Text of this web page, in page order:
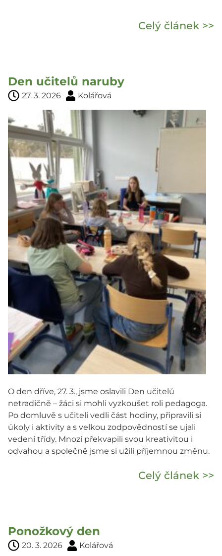
Celý článek >>
Den učitelů naruby
27. 3. 2026 Kolářová
O den dříve, 27. 3., jsme oslavili Den učitelů
netradičně – žáci si mohli vyzkoušet roli pedagoga.
Po domluvě s učiteli vedli část hodiny, připravili si
úkoly i aktivity a s velkou zodpovědností se ujali
vedení třídy. Mnozí překvapili svou kreativitou i
odvahou a společně jsme si užili příjemnou změnu.
Celý článek >>
Ponožkový den
20. 3. 2026 Kolářová